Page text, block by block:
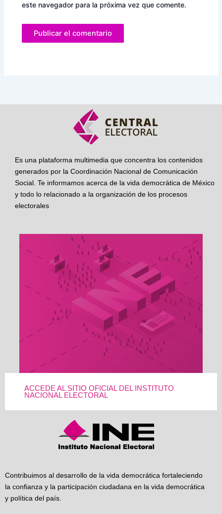
este navegador para la próxima vez que comente.
Es una plataforma multimedia que concentra los contenidos
generados por la Coordinación Nacional de Comunicación
Social. Te informamos acerca de la vida democrática de México
y todo lo relacionado a la organización de los procesos
electorales
ACCEDE AL SITIO OFICIAL DEL INSTITUTO
NACIONAL ELECTORAL
Contribuimos al desarrollo de la vida democrática fortaleciendo
la confianza y la participación ciudadana en la vida democrática
y política del país.